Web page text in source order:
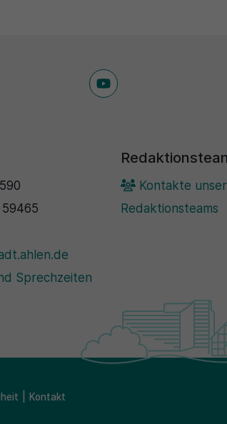
Sprechzeiten
Kontakte
Redaktionsteams
Kontakt